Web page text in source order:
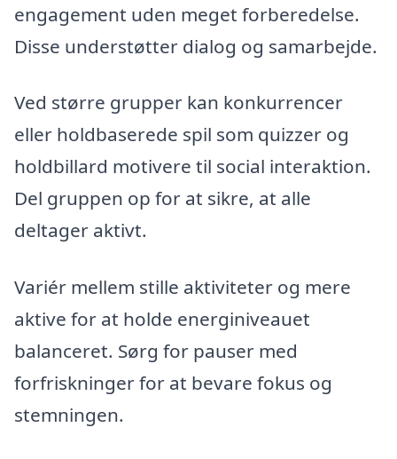
engagement uden meget forberedelse.
Disse understøtter dialog og samarbejde.
Ved større grupper kan konkurrencer
eller holdbaserede spil som quizzer og
holdbillard motivere til social interaktion.
Del gruppen op for at sikre, at alle
deltager aktivt.
Variér mellem stille aktiviteter og mere
aktive for at holde energiniveauet
balanceret. Sørg for pauser med
forfriskninger for at bevare fokus og
stemningen.